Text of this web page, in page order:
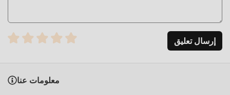
إرسال تعليق
معلومات عنا